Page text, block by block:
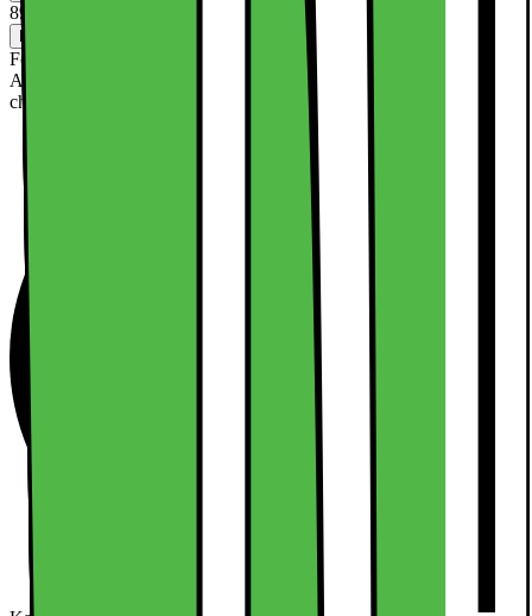
89.-
Forsendelse fra 19,-
Afhængig af område og kapacitet. Se alle leveringsmulighederne i
check-out